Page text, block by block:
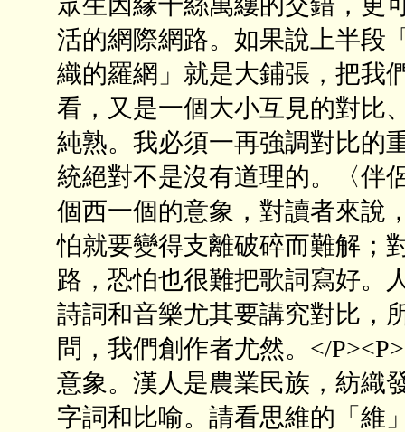
活的網際網路。如果說上半段
織的羅網」就是大鋪張，把我
看，又是一個大小互見的對比
純熟。我必須一再強調對比的
統絕對不是沒有道理的。〈伴
個西一個的意象，對讀者來說
怕就要變得支離破碎而難解；
路，恐怕也很難把歌詞寫好。
詩詞和音樂尤其要講究對比，
問，我們創作者尤然。</
意象。漢人是農業民族，紡織
字詞和比喻。請看思維的「維